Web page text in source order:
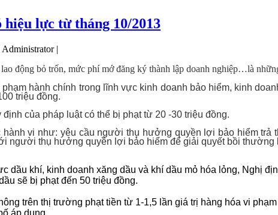
hiệu lực từ tháng 10/2013
|
động bỏ trốn, mức phí mớ đăng ký thành lập doanh nghiệp…là
hành chính trong lĩnh vực kinh doanh bảo hiểm, kinh
triệu đồng.
của pháp luật có thể bị phạt từ 20 -30 triệu đồng.
vi như: yêu cầu người thụ hưởng quyền lợi bảo hiểm trả
người thụ hưởng quyền lợi bảo hiểm để giải quyết bồi thường
dầu khí, kinh doanh xăng dầu và khí dầu mỏ hóa lỏng, Nghị
sẽ bị phạt đến 50 triệu đồng.
trên thị trường phạt tiền từ 1-1,5 lần giá trị hàng hóa vi
áp dụng.